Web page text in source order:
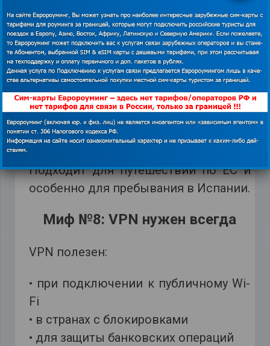
Orange с тарифами Prepago.
Преимущества:
• хороший объём трафика
• включённые звонки
• понятная стоимость
• выгодные условия внутри Испании
Подходит для путешествий по ЕС и
особенно для пребывания в Испании.
Миф №8: VPN нужен всегда
VPN полезен:
• при подключении к публичному Wi-
Fi
• в странах с блокировками
• для защиты банковских операций